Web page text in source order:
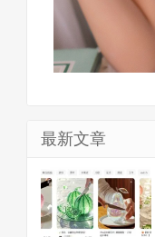
最新文章